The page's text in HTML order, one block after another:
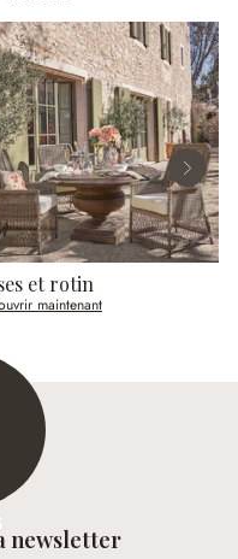
et rotin
maintenant
newsletter